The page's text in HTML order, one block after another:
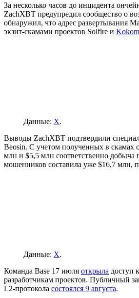
За несколько часов до инцидента
ZachXBT предупредил сообщество о
обнаружил, что адрес развертывания
экзит-скамами проектов Solfire и
Данные: X.
Выводы ZachXBT подтвердили
Beosin. С учетом полученных в скамах
млн и $5,5 млн соответственно добыча
мошенников составила уже $16,7 млн,
Данные: X.
Команда Base 17 июля открыла доступ
разработчикам проектов. Публичный
L2-протокола состоялся 9 августа.